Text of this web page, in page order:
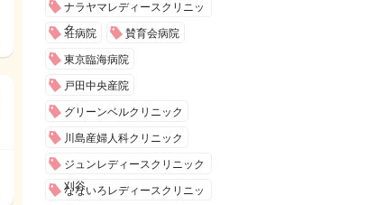
ナラヤマレディースクリニッ
ク
荘病院 賛育会病院
東京臨海病院
戸田中央産院
グリーンベルクリニック
川島産婦人科クリニック
ジュンレディースクリニック
刈谷
なないろレディースクリニッ